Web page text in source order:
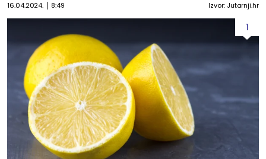
16.04.2024. 8:49 Izvor: Jutarnji.hr
1